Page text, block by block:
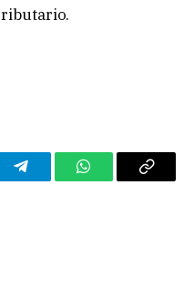
TelegramWhatsAppCopy